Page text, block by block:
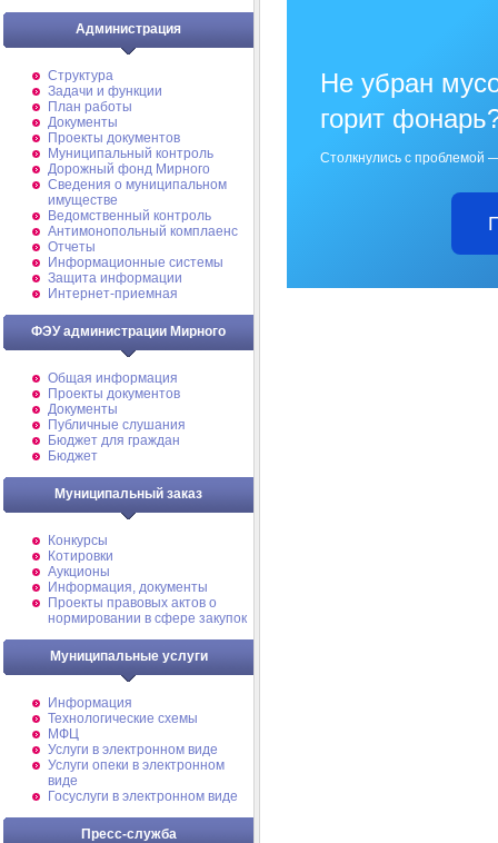
Администрация
Структура
Задачи и функции
План работы
Документы
Проекты документов
Муниципальный контроль
Дорожный фонд Мирного
Cведения о муниципальном
имуществе
Ведомственный контроль
Антимонопольный комплаенс
Отчеты
Информационные системы
Защита информации
Интернет-приемная
ФЭУ администрации Мирного
Общая информация
Проекты документов
Документы
Публичные слушания
Бюджет для граждан
Бюджет
Муниципальный заказ
Конкурсы
Котировки
Аукционы
Информация, документы
Проекты правовых актов о
нормировании в сфере закупок
Муниципальные услуги
Информация
Технологические схемы
МФЦ
Услуги в электронном виде
Услуги опеки в электронном
виде
Госуслуги в электронном виде
Пресс-служба
Не убран
горит
Столкнулись с проблемой